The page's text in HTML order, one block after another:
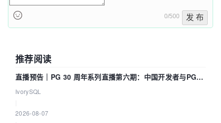
0/500 发 布
推荐阅读
直播预告｜PG 30 周年系列直播第六期：中国开发者与PG内
核——我们改得动吗？我们贡献了什么？
IvorySQL
2026-08-07